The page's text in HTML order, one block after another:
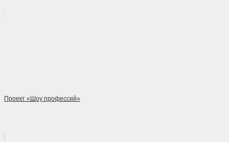
Проект «Шоу профессий»